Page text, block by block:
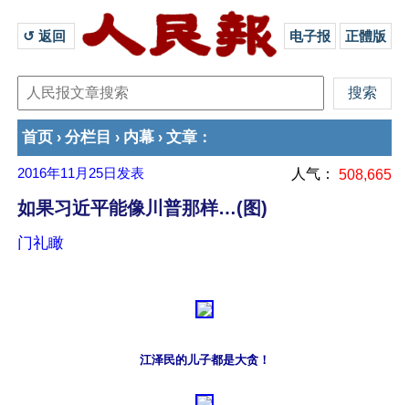
↺ 返回 电子报 正體版
首页 › 分栏目 › 内幕 › 文章 ：
2016年11月25日 发表 人气： 508,665
如果习近平能像川普那样…(图)
门礼瞰
江泽民的儿子都是大贪！